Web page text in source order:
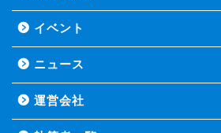
イベント
ニュース
運営会社